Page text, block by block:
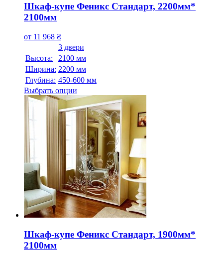
Шкаф-купе Феникс Стандарт, 2200мм*
2100мм
от 11 968 ₴
3 двери
Высота:
2100 мм
Ширина: 2200 мм
Глубина: 450-600 мм
Выбрать опции
Шкаф-купе Феникс Стандарт, 1900мм*
2100мм